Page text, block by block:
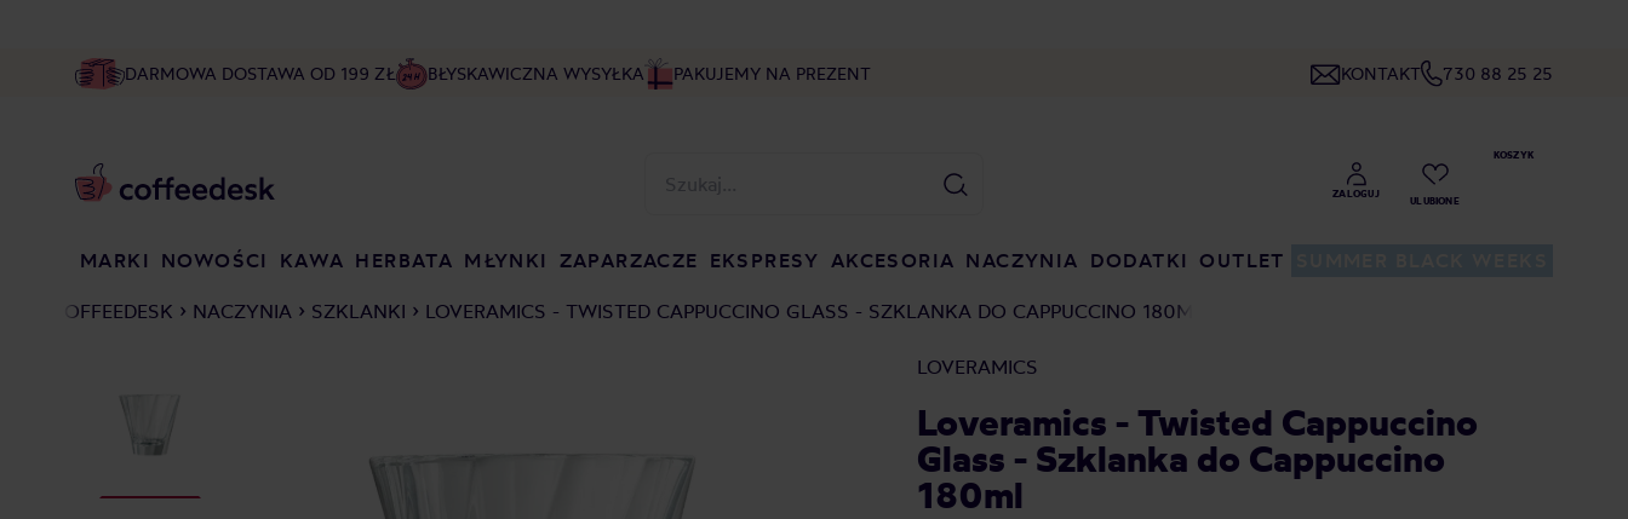
DARMOWA DOSTAWA OD 199 ZŁ BŁYSKAWICZNA WYSYŁKA PAKUJEMY NA PREZENT KONTAKT 730 88 25 25
MARKI NOWOŚCI KAWA HERBATA MŁYNKI ZAPARZACZE EKSPRESY AKCESORIA NACZYNIA DODATKI OUTLET
COFFEEDESK NACZYNIA SZKLANKI LOVERAMICS - TWISTED CAPPUCCINO GLASS - SZKLANKA DO CAPPUCCINO 180ML
LOVERAMICS
Loveramics - Twisted Cappuccino
Glass - Szklanka do Cappuccino
180ml